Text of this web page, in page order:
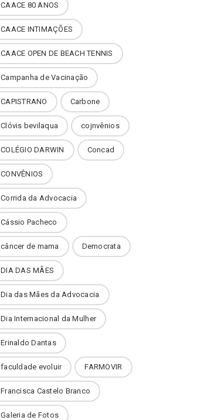
CAACE 80 ANOS
CAACE INTIMAÇÕES
CAACE OPEN DE BEACH TENNIS
Campanha de Vacinação
CAPISTRANO Carbone
Clóvis bevilaqua cojnvênios
COLÉGIO DARWIN Concad
CONVÊNIOS
Corrida da Advocacia
Cássio Pacheco
câncer de mama Democrata
DIA DAS MÃES
Dia das Mães da Advocacia
Dia Internacional da Mulher
Erinaldo Dantas
faculdade evoluir FARMOVIR
Francisca Castelo Branco
Galeria de Fotos